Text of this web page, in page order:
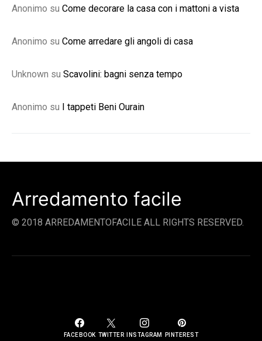
Anonimo su Come decorare la casa con i mattoni a vista
Anonimo su Come arredare gli angoli di casa
Unknown su Scavolini: bagni senza tempo
Anonimo su I tappeti Beni Ourain
Arredamento facile
© 2018 ARREDAMENTOFACILE ALL RIGHTS RESERVED.
FACEBOOK TWITTER
INSTAGRAM
PINTEREST